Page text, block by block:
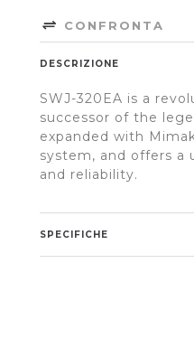
CONFRONTA
DESCRIZIONE
SWJ-320EA is a
successor of the
expanded with
system, and offers a
and reliability.
SPECIFICHE